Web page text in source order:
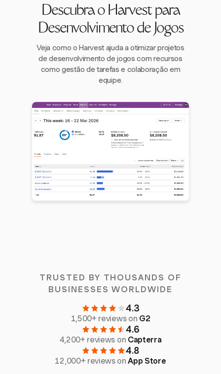
Descubra o Harvest para
Desenvolvimento de Jogos
Veja como o Harvest ajuda a otimizar projetos
de desenvolvimento de jogos com recursos
como gestão de tarefas e colaboração em
equipe.
TRUSTED BY THOUSANDS OF
BUSINESSES WORLDWIDE
4.3
1,500+ reviews on G2
4.6
4,200+ reviews on Capterra
4.8
12,000+ reviews onApp Store